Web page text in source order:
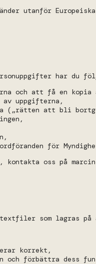
Europeiska
har du
att få en kopia
uppgifterna,
(„rätten att bli
för
oss på
som lagras på
korrekt,
och förbättra dess